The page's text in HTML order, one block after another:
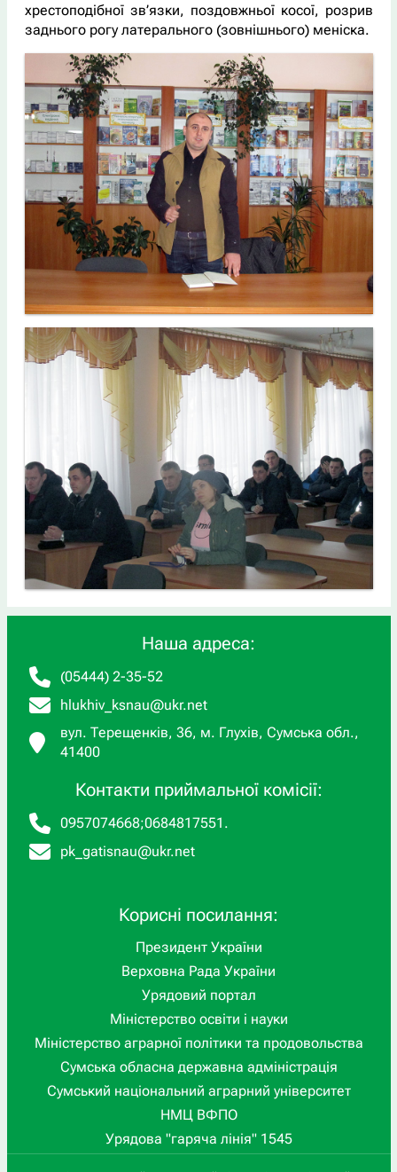
хрестоподібної зв’язки, поздовжньої косої, розрив
заднього рогу латерального (зовнішнього) меніска.
Наша адреса:
(05444) 2-35-52
hlukhiv_ksnau@ukr.net
вул. Терещенків, 36, м. Глухів, Сумська обл.,
41400
Контакти приймальної комісії:
0957074668;0684817551 .
pk_gatisnau@ukr.net
Корисні посилання:
Президент України
Верховна Рада України
Урядовий портал
Міністерство освіти і науки
Міністерство аграрної політики та продовольства
Сумська обласна державна адміністрація
Сумський національний аграрний університет
НМЦ ВФПО
Урядова "гаряча лінія" 1545